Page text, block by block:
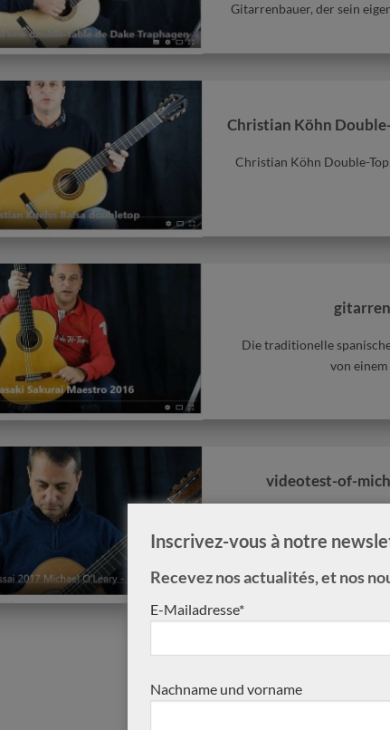
Gitarrenbauer, der sein
Christian Köhn
Christian Köhn Double-
Die traditionelle
von
videotest-of-
Videotest of Micheal
Verkauft
Stephan Schlemper Ebanista
2008
Verkauft
meistergitarre-
Stephan Schlemper Ebanista
meistergitarre-
Inscrivez-vous à notre
Recevez nos actualités, et nos
E-Mailadresse*
Nachname und vorname